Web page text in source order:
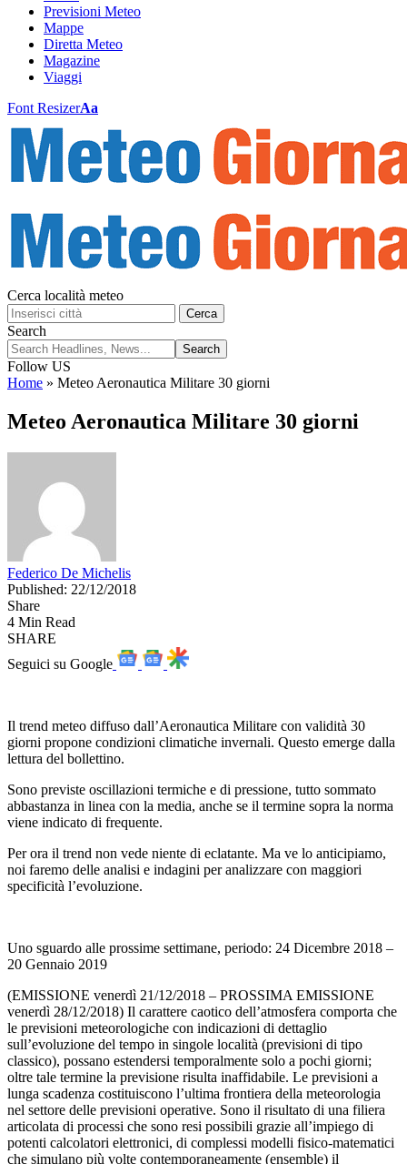
Previsioni Meteo
Mappe
Diretta Meteo
Magazine
Viaggi
Font ResizerAa
Cerca località meteo
Cerca
Search
Follow US
Home » Meteo Aeronautica Militare 30 giorni
Meteo Aeronautica Militare 30 giorni
Federico De Michelis
Published: 22/12/2018
Share
4 Min Read
SHARE
Seguici su Google
Il trend meteo diffuso dall’Aeronautica Militare con validità 30
giorni propone condizioni climatiche invernali. Questo emerge dalla
lettura del bollettino.
Sono previste oscillazioni termiche e di pressione, tutto sommato
abbastanza in linea con la media, anche se il termine sopra la norma
viene indicato di frequente.
Per ora il trend non vede niente di eclatante. Ma ve lo anticipiamo,
noi faremo delle analisi e indagini per analizzare con maggiori
specificità l’evoluzione.
Uno sguardo alle prossime settimane, periodo: 24 Dicembre 2018 –
20 Gennaio 2019
(EMISSIONE venerdì 21/12/2018 – PROSSIMA EMISSIONE
venerdì 28/12/2018) Il carattere caotico dell’atmosfera comporta che
le previsioni meteorologiche con indicazioni di dettaglio
sull’evoluzione del tempo in singole località (previsioni di tipo
classico), possano estendersi temporalmente solo a pochi giorni;
oltre tale termine la previsione risulta inaffidabile. Le previsioni a
lunga scadenza costituiscono l’ultima frontiera della meteorologia
nel settore delle previsioni operative. Sono il risultato di una filiera
articolata di processi che sono resi possibili grazie all’impiego di
potenti calcolatori elettronici, di complessi modelli fisico-matematici
che simulano più volte contemporaneamente (ensemble) il